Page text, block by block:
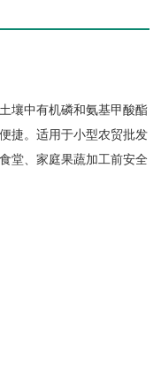
壤中有机磷和氨基甲酸酯
捷。适用于小型农贸批发
堂、家庭果蔬加工前安全